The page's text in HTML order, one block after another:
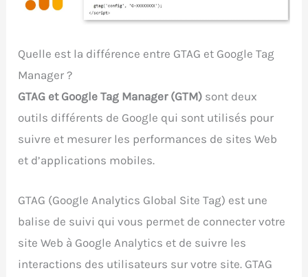
Quelle est la différence entre GTAG et Google Tag
Manager ?
GTAG et Google Tag Manager (GTM) sont deux
outils différents de Google qui sont utilisés pour
suivre et mesurer les performances de sites Web
et d’applications mobiles.
GTAG (Google Analytics Global Site Tag) est une
balise de suivi qui vous permet de connecter votre
site Web à Google Analytics et de suivre les
interactions des utilisateurs sur votre site. GTAG